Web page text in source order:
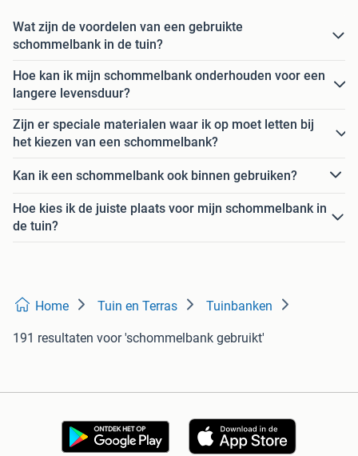
Wat zijn de voordelen van een gebruikte
schommelbank in de tuin?
Hoe kan ik mijn schommelbank onderhouden voor een
langere levensduur?
Zijn er speciale materialen waar ik op moet letten bij
het kiezen van een schommelbank?
Kan ik een schommelbank ook binnen gebruiken?
Hoe kies ik de juiste plaats voor mijn schommelbank in
de tuin?
Home Tuin en Terras Tuinbanken
191 resultaten voor 'schommelbank gebruikt'